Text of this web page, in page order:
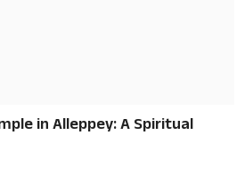
in Alleppey: A Spiritual